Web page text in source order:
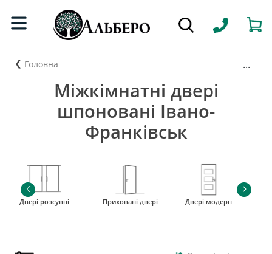
Головна ...
Міжкімнатні двері
шпоновані Івано-
Франківськ
Двері розсувні Приховані двері Двері модерн